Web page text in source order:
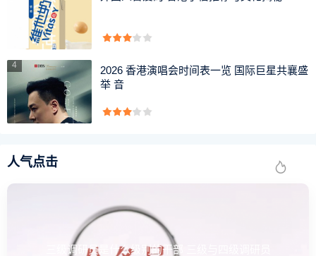
4
2026 香港演唱会时间表一览 国际巨星共襄盛
举 音
人气点击
三级调研员是什么级别的干部 三级与四级调研员